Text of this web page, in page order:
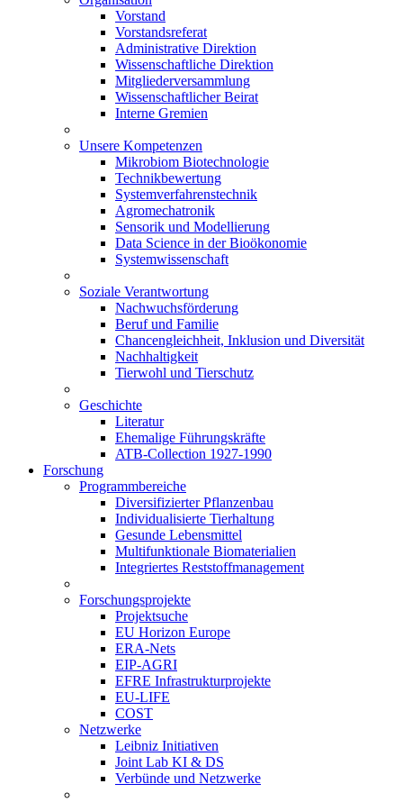
Vorstand
Vorstandsreferat
Administrative Direktion
Wissenschaftliche Direktion
Mitgliederversammlung
Wissenschaftlicher Beirat
Interne Gremien
Unsere Kompetenzen
Mikrobiom Biotechnologie
Technikbewertung
Systemverfahrenstechnik
Agromechatronik
Sensorik und Modellierung
Data Science in der Bioökonomie
Systemwissenschaft
Soziale Verantwortung
Nachwuchsförderung
Beruf und Familie
Chancengleichheit, Inklusion und Diversität
Nachhaltigkeit
Tierwohl und Tierschutz
Geschichte
Literatur
Ehemalige Führungskräfte
ATB-Collection 1927-1990
Forschung
Programmbereiche
Diversifizierter Pflanzenbau
Individualisierte Tierhaltung
Gesunde Lebensmittel
Multifunktionale Biomaterialien
Integriertes Reststoffmanagement
Forschungsprojekte
Projektsuche
EU Horizon Europe
ERA-Nets
EIP-AGRI
EFRE Infrastrukturprojekte
EU-LIFE
COST
Netzwerke
Leibniz Initiativen
Joint Lab KI & DS
Verbünde und Netzwerke